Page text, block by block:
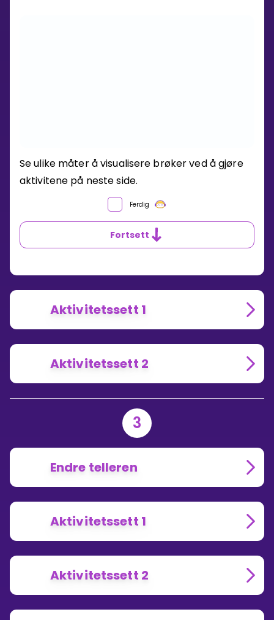
HVORDAN
VISUALISERER
DU
Se ulike måter å visualisere brøker ved å gjøre
aktivitene på neste side.
Ferdig
Fortsett
Aktivitetssett 1
Aktivitetssett 2
3
Endre telleren
Aktivitetssett 1
Aktivitetssett 2